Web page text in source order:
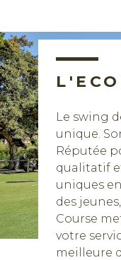
Le swing
unique.
Réputée
qualitatif
uniques
des
Course
votre
meilleure